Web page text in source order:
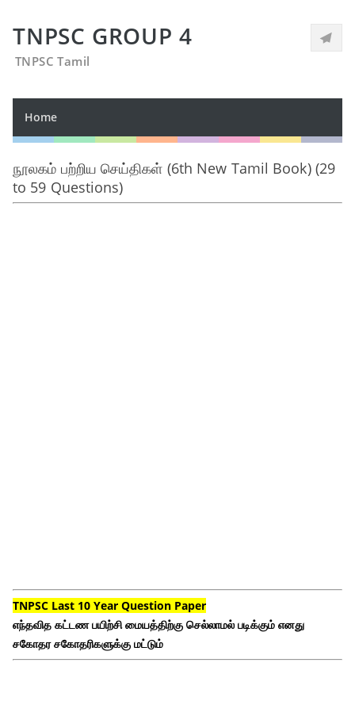
TNPSC GROUP 4
TNPSC Tamil
Home
நூலகம் பற்றிய செய்திகள் (6th New Tamil Book) (29
to 59 Questions)
TNPSC Last 10 Year Question Paper
எந்தவித கட்டண பயிற்சி மையத்திற்கு செல்லாமல் படிக்கும் எனது
சகோதர சகோதரிகளுக்கு மட்டும்